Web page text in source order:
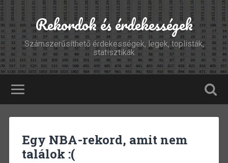
Rekordok és érdekességek
Számszerűsíthető érdekességek, legek, toplisták,
statisztikák
Egy NBA-rekord, amit nem
találok :(